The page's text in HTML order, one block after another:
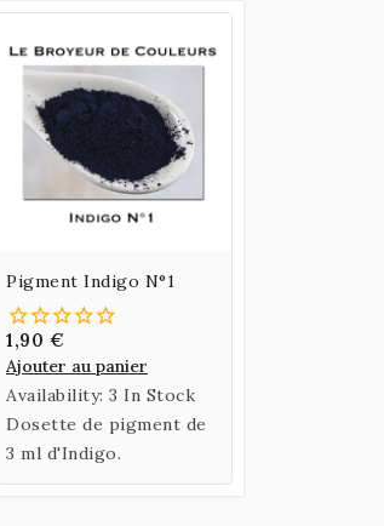
Pigment Indigo N°1
1,90 €
Ajouter au panier
Availability: 3 In Stock
Dosette de pigment de
3 ml d'Indigo.